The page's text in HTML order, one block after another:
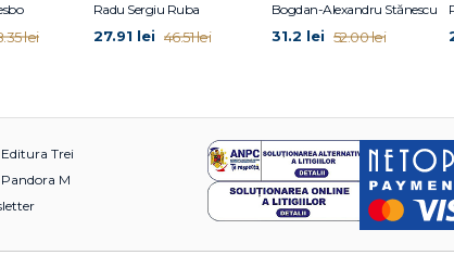
lei
Radu Sergiu Ruba
27.91 lei 46.51 lei
Bogdan-Alexandru Stănescu
31.2 lei 52.00 lei
Trei
M